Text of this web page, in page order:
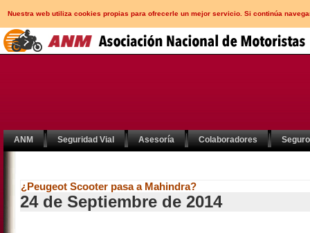
Nuestra web utiliza cookies propias para ofrecerle un mejor servicio. Si continúa
ANM Seguridad Vial Asesoría Colaboradores
¿Peugeot Scooter pasa a Mahindra?
24 de Septiembre de 2014